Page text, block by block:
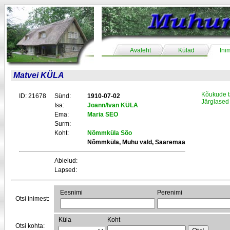
Avaleht Külad
Matvei KÜLA
ID: 21678 Sünd:
1910-07-02
Isa:
Joann/Ivan KÜLA
Ema:
Maria SEO
Surm:
Koht:
Nõmmküla Sõo
Nõmmküla, Muhu vald, Saaremaa
Abielud:
Lapsed:
Kõukude
Järglased
Otsi inimest:
Eesnimi Perenimi
Otsi kohta:
Küla Koht